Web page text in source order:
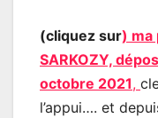
(cliquez sur) ma
SARKOZY,
octobre 2021,
l’appui…. et